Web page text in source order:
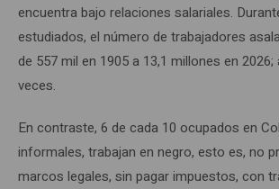
encuentra bajo relaciones salariales.
estudiados, el número de trabajadores
de 557 mil en 1905 a 13,1 millones en
veces.
En contraste, 6 de cada 10 ocupados en
informales, trabajan en negro, esto es, no
marcos legales, sin pagar impuestos, con